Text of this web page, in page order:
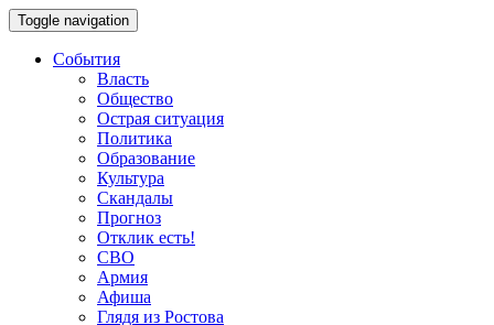
Toggle navigation
События
Власть
Общество
Острая ситуация
Политика
Образование
Культура
Скандалы
Прогноз
Отклик есть!
СВО
Армия
Афиша
Глядя из Ростова